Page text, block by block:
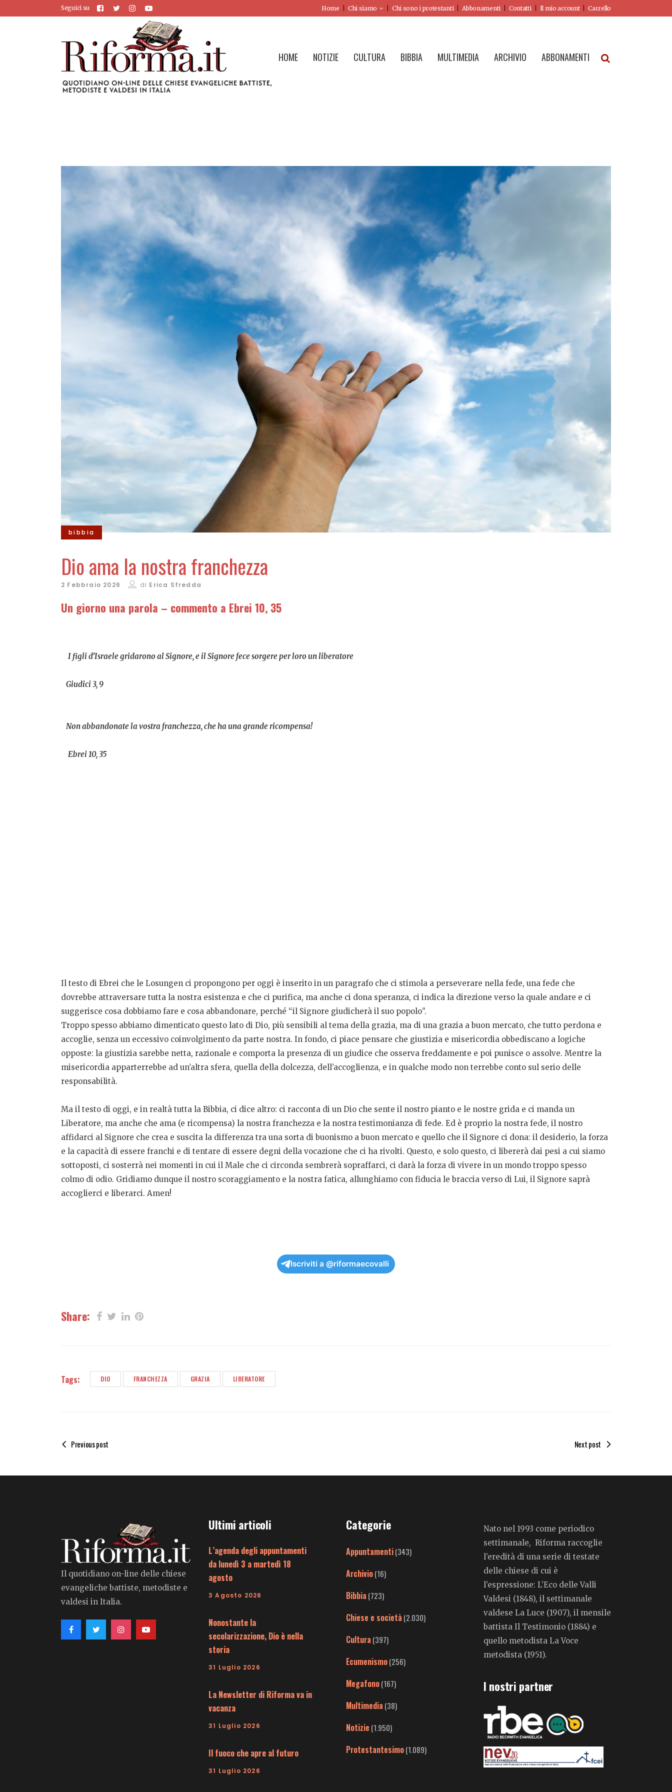
Seguici su Home Chi siamo Chi sono i protestanti Abbonamenti Contatti Il mio account Carrello
HOME NOTIZIE CULTURA BIBBIA MULTIMEDIA ARCHIVIO ABBONAMENTI
bibbia
Dio ama la nostra franchezza
2 Febbraio 2026 di Erica Sfredda
Un giorno una parola – commento a Ebrei 10, 35
I figli d’Israele gridarono al Signore, e il Signore fece sorgere per loro un liberatore
Giudici 3, 9
Non abbandonate la vostra franchezza, che ha una grande ricompensa!
Ebrei 10, 35
Il testo di Ebrei che le Losungen ci propongono per oggi è inserito in un paragrafo che ci stimola a perseverare nella fede, una fede che
dovrebbe attraversare tutta la nostra esistenza e che ci purifica, ma anche ci dona speranza, ci indica la direzione verso la quale andare e ci
suggerisce cosa dobbiamo fare e cosa abbandonare, perché “il Signore giudicherà il suo popolo”.
Troppo spesso abbiamo dimenticato questo lato di Dio, più sensibili al tema della grazia, ma di una grazia a buon mercato, che tutto perdona e
accoglie, senza un eccessivo coinvolgimento da parte nostra. In fondo, ci piace pensare che giustizia e misericordia obbediscano a logiche
opposte: la giustizia sarebbe netta, razionale e comporta la presenza di un giudice che osserva freddamente e poi punisce o assolve. Mentre la
misericordia apparterrebbe ad un’altra sfera, quella della dolcezza, dell’accoglienza, e in qualche modo non terrebbe conto sul serio delle
responsabilità.
Ma il testo di oggi, e in realtà tutta la Bibbia, ci dice altro: ci racconta di un Dio che sente il nostro pianto e le nostre grida e ci manda un
Liberatore, ma anche che ama (e ricompensa) la nostra franchezza e la nostra testimonianza di fede. Ed è proprio la nostra fede, il nostro
affidarci al Signore che crea e suscita la differenza tra una sorta di buonismo a buon mercato e quello che il Signore ci dona: il desiderio, la forza
e la capacità di essere franchi e di tentare di essere degni della vocazione che ci ha rivolti. Questo, e solo questo, ci libererà dai pesi a cui siamo
sottoposti, ci sosterrà nei momenti in cui il Male che ci circonda sembrerà sopraffarci, ci darà la forza di vivere in un mondo troppo spesso
colmo di odio. Gridiamo dunque il nostro scoraggiamento e la nostra fatica, allunghiamo con fiducia le braccia verso di Lui, il Signore saprà
accoglierci e liberarci. Amen!
Iscriviti a @riformaecovalli
Share:
Tags: DIO FRANCHEZZA GRAZIA LIBERATORE
Previous post Next post
Il quotidiano on-line delle chiese
evangeliche battiste, metodiste e
valdesi in Italia.
Ultimi articoli
L’agenda degli appuntamenti
da lunedì 3 a martedì 18
agosto
3 Agosto 2026
Nonostante la
secolarizzazione, Dio è nella
storia
31 Luglio 2026
La Newsletter di Riforma va in
vacanza
31 Luglio 2026
Il fuoco che apre al futuro
31 Luglio 2026
Categorie
Appuntamenti(343)
Archivio(16)
Bibbia (723)
Chiese e società (2.030)
Cultura (397)
Ecumenismo(256)
Megafono(167)
Multimedia (38)
Notizie (1.950)
Protestantesimo(1.089)
Nato nel 1993 come periodico
settimanale, Riforma raccoglie
l’eredità di una serie di testate
delle chiese di cui è
l’espressione: L’Eco delle Valli
Valdesi (1848), il settimanale
valdese La Luce (1907), il mensile
battista Il Testimonio (1884) e
quello metodista La Voce
metodista (1951).
I nostri partner